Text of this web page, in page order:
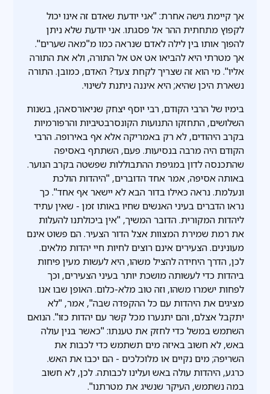
אך קיימת גישה אחרת: "אני יודעת שאדם זה אינו יכול
לקפוץ מתחתית ההר אל פסגתו. אני יודעת שלא ניתן
להפוך אותו בין לילה לאדם שנראה כמו מ"מאה שערים".
אך מטרתי היא להביאו אט אט אל התורה, ולא את התורה
אליו". מי הוא זה שצריך לקחת צעד? האדם, כמובן. התורה
נשארת היכן שהיא; היא איננה ניתנת לשינוי.
בימיו של הרבי הקודם, רבי יוסף יצחק שניאורסאהן, בשנות
השלושים, התחזקו התנועות הקונסרבטיביות והרפורמיות
בקרב היהודים, לא רק באמריקה אלא אף באירופה. הרבי
הקודם היה מרבה בנסיעות. פעם, השתתף באסיפה
שהתכנסה לדון במגיפת ההתבוללות שפשטה בקרב הנוער.
באותה אסיפה, אמר אחד הדוברים, "היהדות הולכת
ונעלמת. נראה כאילו בדור הבא לא יישאר אף אחד". כך
נראו הדברים בעיני האנשים שחיו באותו זמן - שאין עתיד
ליהדות המקורית. הדובר המשיך, "אין ביכולתנו להעלות
את רמת שמירת המצוות אצל הדור הצעיר. הם פשוט אינם
מעונינים. הצעירים אינם רוצים לחיות חיי יהדות מלאים.
לכן, הדרך היחידה להציל משהו, היא לעשות מעין פיחות
ביהדות כדי לעשותה מושכת יותר בעיני הצעירים, וכך
לפחות ישמרו משהו, וזה טוב מלא-כלום. האופן שבו אנו
מציגים את היהדות עם כל ההקפדה שבה", אמר, "לא
יתקבל אצלם, והם יתנערו מכל קשר עם יהדות כזו". הנואם
השתמש במשל כדי לחזק את טענתו: "כאשר בנין עולה
באש, לא חשוב באיזה מים תשתמש כדי לכבות את
השריפה; מים נקיים או מלוכלכים - הם יכבו את האש.
כרגע, היהדות עולה באש ועלינו לכבותה. לכן, לא חשוב
במה נשתמש, העיקר שנשיג את מטרתנו".